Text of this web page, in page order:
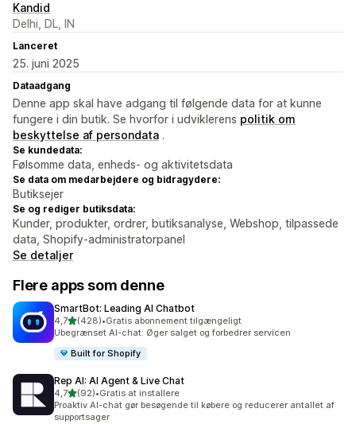
Kandid
Delhi, DL, IN
Lanceret
25. juni 2025
Dataadgang
Denne app skal have adgang til følgende data for at kunne
fungere i din butik. Se hvorfor i udviklerens politik om
beskyttelse af persondata .
Se kundedata:
Følsomme data, enheds- og aktivitetsdata
Se data om medarbejdere og bidragydere:
Butiksejer
Se og rediger butiksdata:
Kunder, produkter, ordrer, butiksanalyse, Webshop, tilpassede
data, Shopify-administratorpanel
Se detaljer
Flere apps som denne
SmartBot: Leading AI Chatbot
4,7ud af 5 stjerner
(428)
428 anmeldelser i alt
•Gratis abonnement tilgængeligt
Ubegrænset AI-chat: Øger salget og forbedrer servicen
Built for Shopify
Rep AI: AI Agent & Live Chat
4,7ud af 5 stjerner
(92)
92 anmeldelser i alt
•Gratis at installere
Proaktiv AI-chat gør besøgende til købere og reducerer antallet af
supportsager